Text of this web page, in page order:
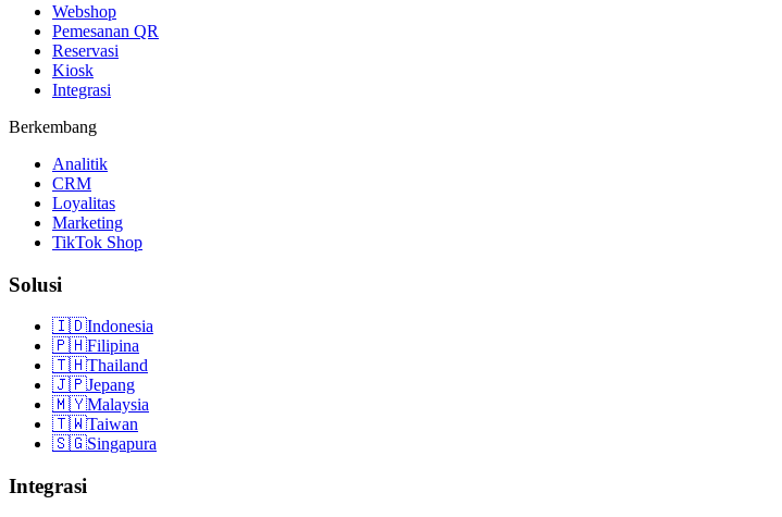
Webshop
Pemesanan QR
Reservasi
Kiosk
Integrasi
Berkembang
Analitik
CRM
Loyalitas
Marketing
TikTok Shop
Solusi
🇮🇩Indonesia
🇵🇭Filipina
🇹🇭Thailand
🇯🇵Jepang
🇲🇾Malaysia
🇹🇼Taiwan
🇸🇬Singapura
Integrasi